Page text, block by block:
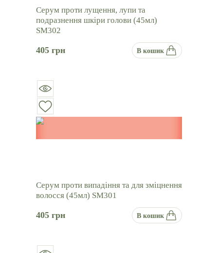
Серум проти лущення, лупи та
подразнення шкіри голови (45мл)
SM302
405 грн В кошик
Серум проти випадіння та для зміцнення
волосся (45мл) SM301
405 грн В кошик